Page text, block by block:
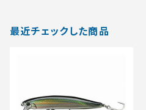
最近チェックした商品